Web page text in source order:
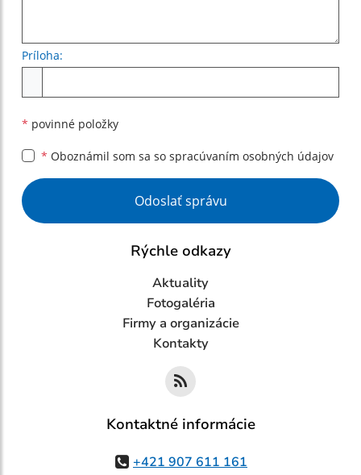
Príloha:
* povinné položky
* Oboznámil som sa so spracúvaním osobných údajov
Google reCaptcha Response
Odoslať správu
Rýchle odkazy
Aktuality
Fotogaléria
Firmy a organizácie
Kontakty
Kontaktné informácie
+421 907 611 161